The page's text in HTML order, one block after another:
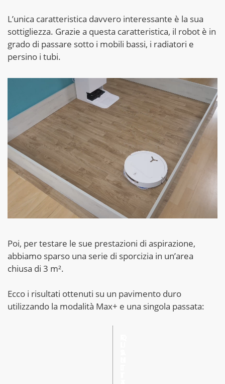
L’unica caratteristica davvero interessante è la sua
sottigliezza. Grazie a questa caratteristica, il robot è in
grado di passare sotto i mobili bassi, i radiatori e
persino i tubi.
Poi, per testare le sue prestazioni di aspirazione,
abbiamo sparso una serie di sporcizia in un’area
chiusa di 3 m².
Ecco i risultati ottenuti su un pavimento duro
utilizzando la modalità Max+ e una singola passata: